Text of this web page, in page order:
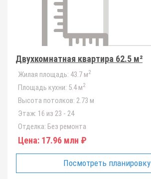
Двухкомнатная квартира 62.5 м²
Жилая площадь: 43.7 м2
Площадь кухни: 5.4 м2
Высота потолков: 2.73 м
Этаж: 16 из 23 - 24
Отделка: Без ремонта
Цена: 17.96 млн ₽
Посмотреть планировку